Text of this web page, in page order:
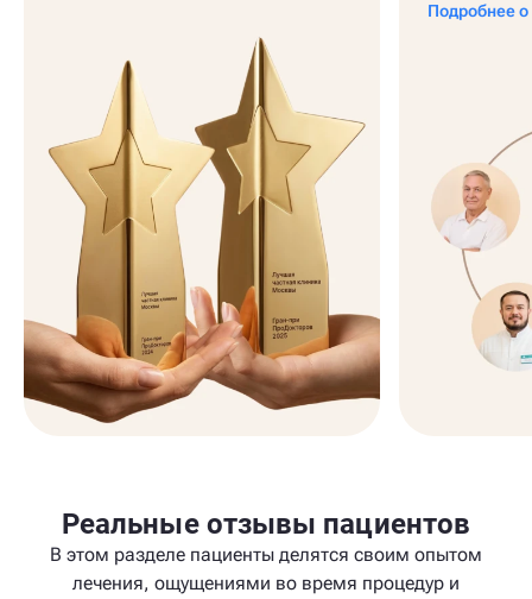
Подробнее о
Реальные отзывы пациентов
В этом разделе пациенты делятся своим опытом
лечения, ощущениями во время процедур и